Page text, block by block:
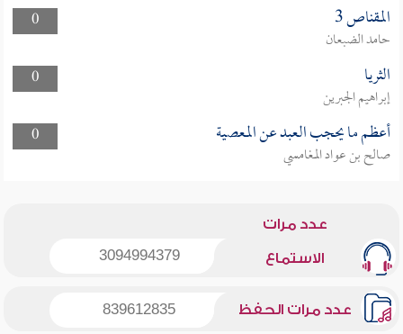
0
المقناص 3
حامد الضبعان
0
الثريا
إبراهيم الجبرين
0
أعظم ما يحجب العبد عن المعصية
صالح بن عواد المغامسي
عدد مرات
الاستماع 3094994379
عدد مرات الحفظ 839612835